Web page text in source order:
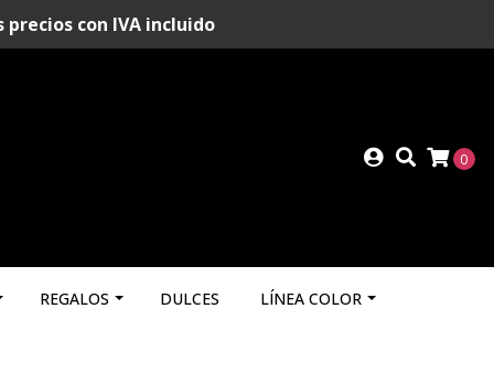
precios con IVA incluido
0
REGALOS DULCES LÍNEA COLOR